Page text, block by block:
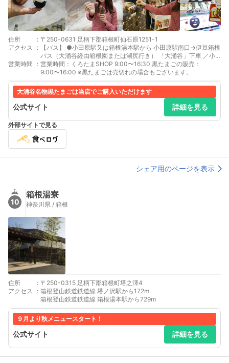
住所 : 〒250-0631 足柄下郡箱根町仙石原1251-1
アクセス
:
【バス】 ●小田原駅又は箱根湯本駅から 小田原駅南口→伊豆箱根
バス（大涌谷経由箱根園または湖尻行き） 「大涌谷」下車 ／小
田原駅から約50分、箱根湯本から約35分 又は、早雲山駅、桃
源台までバスで行きロープウェイ利用で大涌谷まで着きます。
営業時間 : 営業時間：くろたまSHOP 9:00〜16:30 黒たまごの販売：
9:00〜16:00 ※黒たまごは売切れの場合もございます。
大涌谷名物黒たまごは当店でご購入いただけます
公式サイト 詳細を見る
外部サイトで見る
シェア用のページを表示
10
箱根湯寮
神奈川県 / 箱根
住所 : 〒250-0315 足柄下郡箱根町塔之澤4
アクセス
: 箱根登山鉄道鉄道線 塔ノ沢駅から172m
箱根登山鉄道鉄道線 箱根湯本駅から729m
９月より秋メニュースタート！
公式サイト 詳細を見る